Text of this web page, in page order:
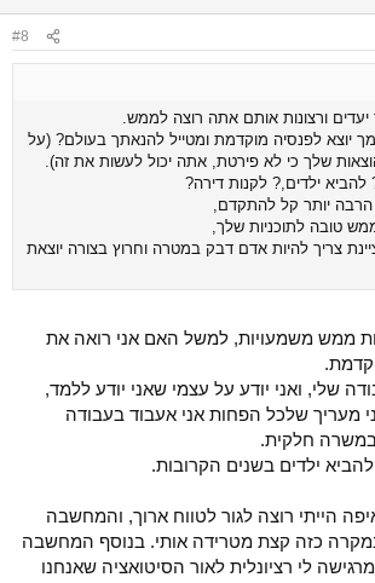
#8
ורצונות אותם אתה רוצה לממש.
יוצא לפנסיה מוקדמת ומטייל להנאתך בעולם? (על
שלך כי לא פירטת, אתה יכול לעשות את זה).
ילדים,? לקנות דירה?
הרבה יותר קל להתקדם,
טובה לתוכניות שלך,
צריך להיות אדם דבק במטרה וחרוץ בצורה יוצאת
ממש משמעויות, למשל האם אני רואה את
שלי, ואני יודע על עצמי שאני יודע ללמד,
מעריך שלכל הפחות אני אעבוד בעבודה
חלקית.
ילדים בשנים הקרובות.
הייתי רוצה לגור לטווח ארוך, והמחשבה
כזה קצת מטרידה אותי. בנוסף המחשבה
לי רציונלית לאור הסיטואציה שאנחנו